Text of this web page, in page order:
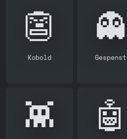
👺
Kobold
👻
Gespenst
👾 🤖